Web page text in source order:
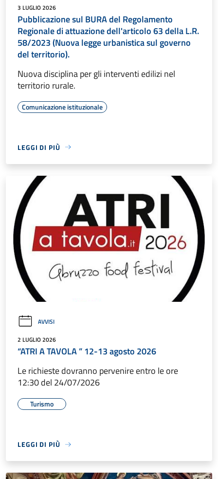
3 LUGLIO 2026
Pubblicazione sul BURA del Regolamento
Regionale di attuazione dell'articolo 63 della L.R.
58/2023 (Nuova legge urbanistica sul governo
del territorio).
Nuova disciplina per gli interventi edilizi nel
territorio rurale.
Comunicazione istituzionale
LEGGI DI PIÙ
AVVISI
2 LUGLIO 2026
“ATRI A TAVOLA ” 12-13 agosto 2026
Le richieste dovranno pervenire entro le ore
12:30 del 24/07/2026
Turismo
LEGGI DI PIÙ